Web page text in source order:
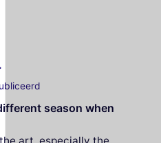
season when